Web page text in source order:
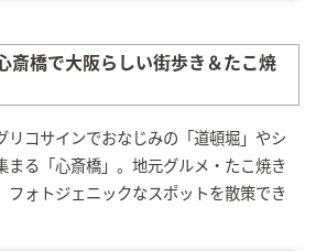
橋で大阪らしい街歩き＆たこ焼
リコサインでおなじみの「道頓堀」やシ
まる「心斎橋」。地元グルメ・たこ焼き
フォトジェニックなスポットを散策でき